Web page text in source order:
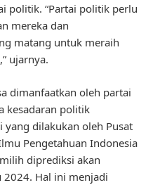
politik. “Partai politik perlu
mereka dan
matang untuk meraih
ujarnya.
dimanfaatkan oleh partai
kesadaran politik
dilakukan oleh Pusat
Pengetahuan Indonesia
diprediksi akan
Hal ini menjadi